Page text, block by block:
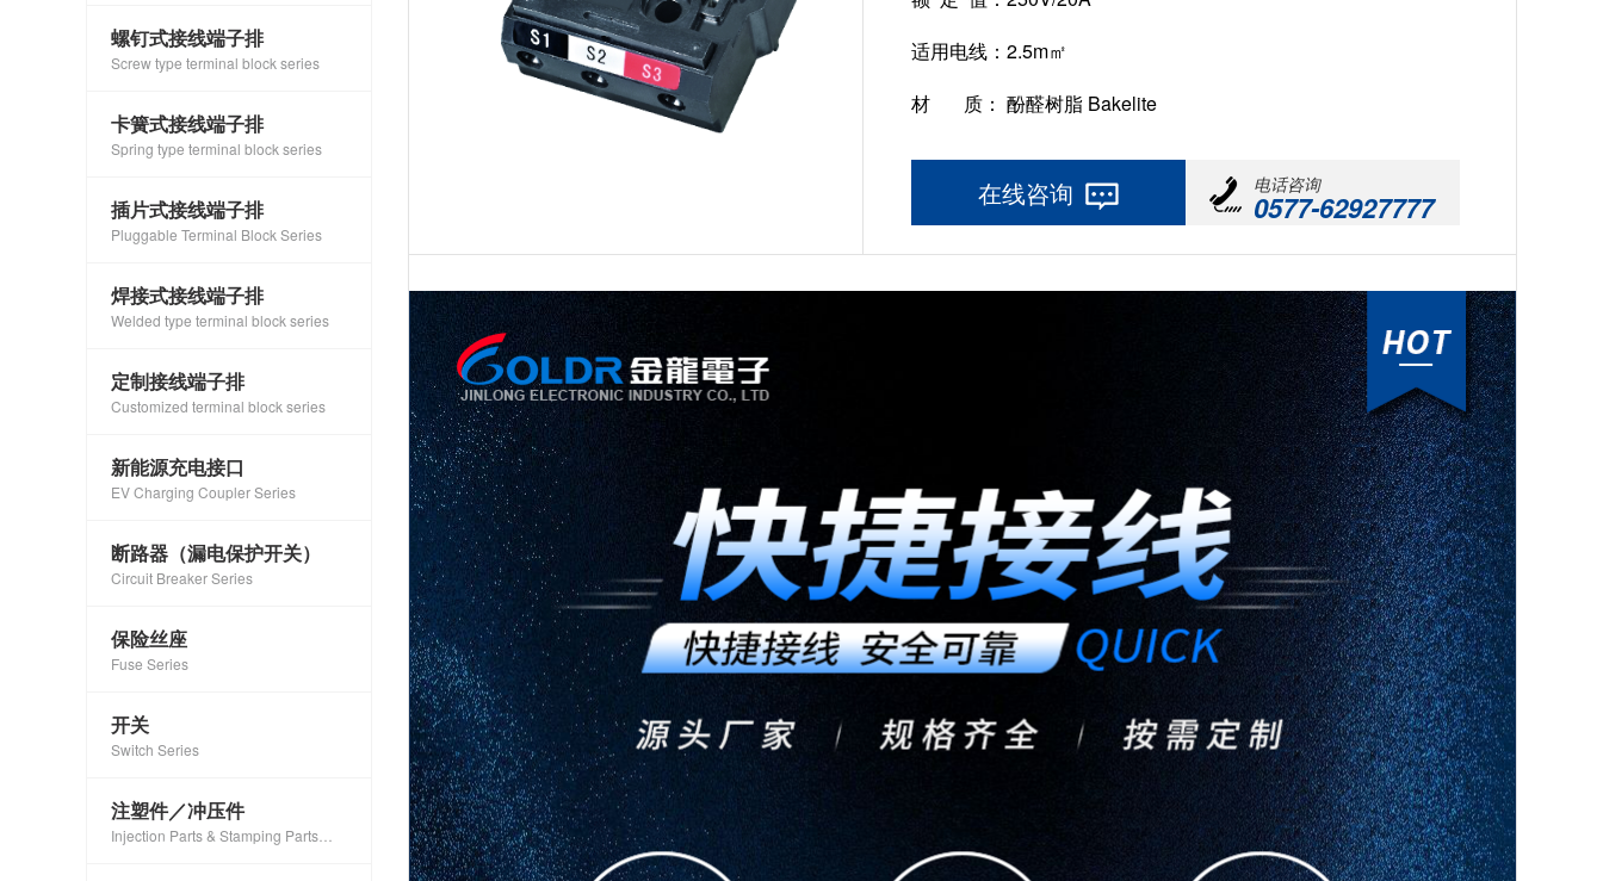
螺钉式接线端子排
Screw type terminal block series
卡簧式接线端子排
Spring type terminal block series
插片式接线端子排
Pluggable Terminal Block Series
焊接式接线端子排
Welded type terminal block series
定制接线端子排
Customized terminal block series
新能源充电接口
EV Charging Coupler Series
断路器（漏电保护开关）
Circuit Breaker Series
保险丝座
Fuse Series
开关
Switch Series
注塑件／冲压件
Injection Parts & Stamping Parts
适用电线： 2.5m㎡
材 质： 酚醛树脂 Bakelite
在线咨询 电话咨询
0577-62927777